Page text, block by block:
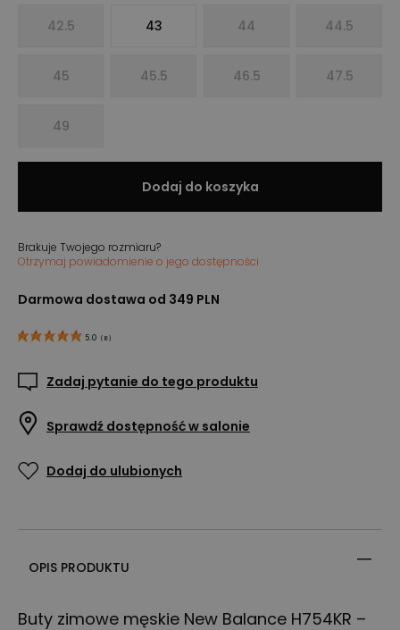
42.5 43 44 44.5
45 45.5 46.5 47.5
49
Dodaj do koszyka
Brakuje Twojego rozmiaru?
Otrzymaj powiadomienie o jego dostępności
Darmowa dostawa od 349 PLN
5.0 ( 8)
Zadaj pytanie do tego produktu
Sprawdź dostępność w salonie
Dodaj do ulubionych
OPIS PRODUKTU
Buty zimowe męskie New Balance H754KR –